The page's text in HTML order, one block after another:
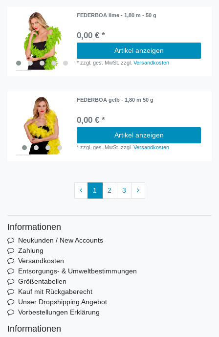
FEDERBOA lime - 1,80 m - 50 g
0,00 € *
Artikel anzeigen
*zzgl. ges. MwSt. zzgl.Versandkosten
FEDERBOA gelb - 1,80 m 50 g
0,00 € *
Artikel anzeigen
*zzgl. ges. MwSt. zzgl.Versandkosten
1 2 3
Informationen
Neukunden / New Accounts
Zahlung
Versandkosten
Entsorgungs- & Umweltbestimmungen
Größentabellen
Kauf mit Rückgaberecht
Unser Dropshipping Angebot
Vorbestellungen Erklärung
Informationen